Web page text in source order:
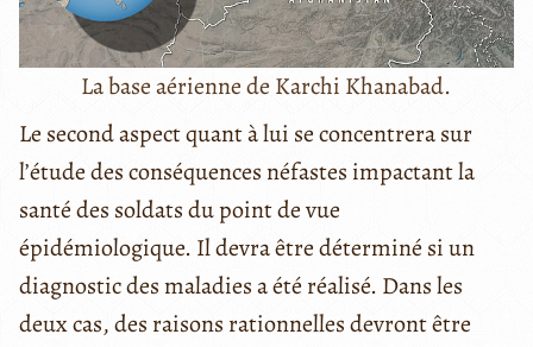
La base aérienne de Karchi Khanabad.
Le second aspect quant à lui se concentrera sur
l’étude des conséquences néfastes impactant la
santé des soldats du point de vue
épidémiologique. Il devra être déterminé si un
diagnostic des maladies a été réalisé. Dans les
deux cas, des raisons rationnelles devront être